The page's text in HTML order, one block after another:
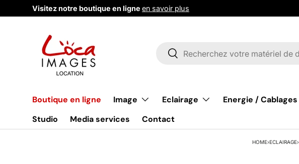
Aller au contenu
Visitez notre boutique en ligne en savoir plus
Recherche
Rechercher
Boutique en ligne Image Eclairage Energie / Cablages
Studio
Media services Contact
HOME›ECLAIRAGE›